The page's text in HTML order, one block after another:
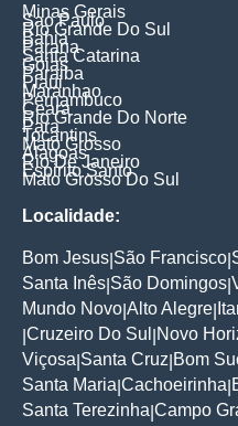
Minas Gerais
Sao Paulo
Rio Grande Do Sul
Bahia
Parana
Santa Catarina
Goias
Paraiba
Piaui
Maranhao
Pernambuco
Ceara
Rio Grande Do Norte
Para
Tocantins
Mato Grosso
Alagoas
Rio De Janeiro
Espirito Santo
Mato Grosso Do Sul
Localidade:
Bom Jesus São Francisco
Santa Inês São Domingos
Mundo Novo Alto Alegre
Cruzeiro Do Sul Novo
Viçosa Santa Cruz Bom
Santa Maria Cachoeirinha
Santa Terezinha Campo